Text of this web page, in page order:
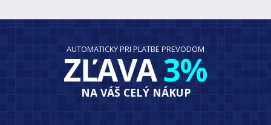
AUTOMATICKY PRI PLATBE PREVODOM
ZĽAVA3%
NA VÁŠ CELÝ NÁKUP